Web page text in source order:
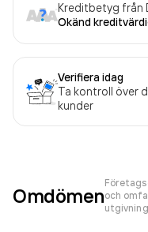
Kreditbetyg från
Okänd
Verifiera idag
Ta kontroll över
kunder
Omdömenoch